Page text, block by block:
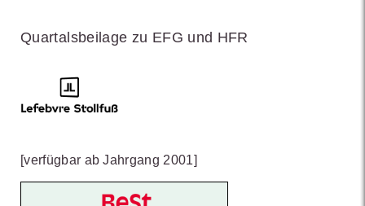
Quartalsbeilage zu EFG und HFR
[verfügbar ab Jahrgang 2001]